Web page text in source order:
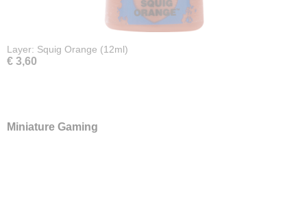
Layer: Squig Orange (12ml)
€ 3,60
Miniature Gaming